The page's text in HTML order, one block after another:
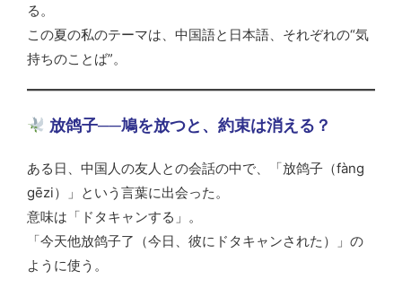
る。
この夏の私のテーマは、中国語と日本語、それぞれの“気
持ちのことば”。
放鸽子──鳩を放つと、約束は消える？
ある日、中国人の友人との会話の中で、「放鸽子（fàng
gēzi）」という言葉に出会った。
意味は「ドタキャンする」。
「今天他放鸽子了（今日、彼にドタキャンされた）」の
ように使う。